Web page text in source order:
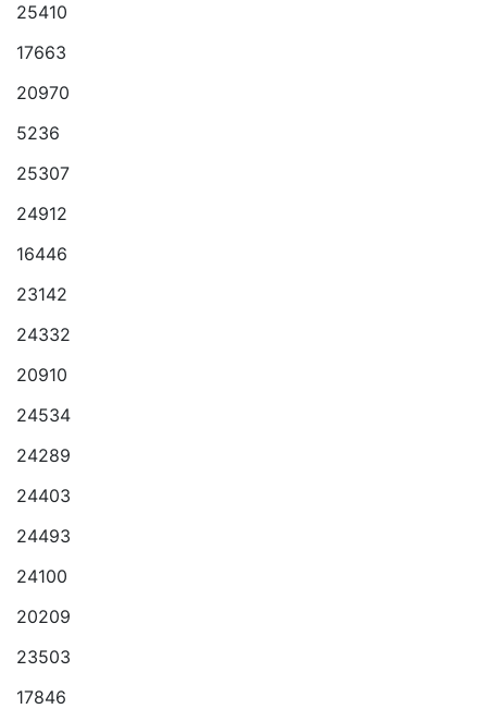
25410
17663
20970
5236
25307
24912
16446
23142
24332
20910
24534
24289
24403
24493
24100
20209
23503
17846